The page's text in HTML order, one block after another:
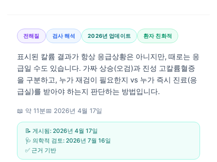
전해질 검사 해석 2026년 업데이트 환자 친화적
표시된 칼륨 결과가 항상 응급상황은 아니지만, 때로는 응
급일 수도 있습니다. 가짜 상승(오검)과 진성 고칼륨혈증
을 구분하고, 누가 재검이 필요한지 vs 누가 즉시 진료(응
급실)를 받아야 하는지 판단하는 방법입니다.
📖 약 11분📅 2026년 4월 17일
📝 게시됨: 2026년 4월 17일
🩺 의학적 검토: 2026년 7월 16일
✅ 근거 기반